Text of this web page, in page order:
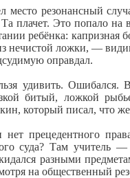
резонансный
плачет. Это попало на
ребёнка: капризная
ложки, —
оправдал.
удивить.
битый, ложкой
который писал, что
прецедентного
суда? Там учитель
разными
на общественный